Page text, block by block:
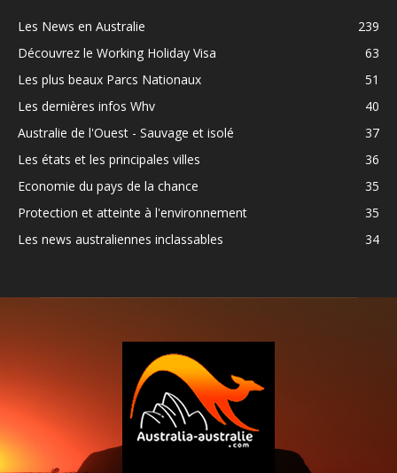
Les News en Australie
239
Découvrez le Working Holiday Visa
63
Les plus beaux Parcs Nationaux
51
Les dernières infos Whv
40
Australie de l'Ouest - Sauvage et isolé
37
Les états et les principales villes
36
Economie du pays de la chance
35
Protection et atteinte à l'environnement
35
Les news australiennes inclassables
34